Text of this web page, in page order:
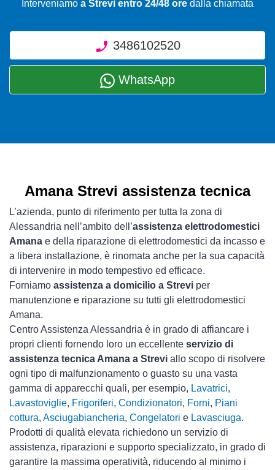
Interveniamo a Strevi entro 24/48 ore dalla chiamata
3486102520
WhatsApp
Amana Strevi assistenza tecnica
L’azienda, punto di riferimento per tutta la zona di
Alessandria nell’ambito dell’assistenza elettrodomestici
Amana e della riparazione di elettrodomestici da incasso e
a libera installazione, è rinomata anche per la sua capacità
di intervenire in modo tempestivo ed efficace.
Forniamo assistenza a domicilio a Strevi per
manutenzione e riparazione su tutti gli elettrodomestici
Amana.
Centro Assistenza Alessandria è in grado di affiancare i
propri clienti fornendo loro un eccellente servizio di
assistenza tecnica Amana a Strevi allo scopo di risolvere
ogni tipo di malfunzionamento o guasto su una vasta
gamma di apparecchi quali, per esempio, Lavatrici,
Lavastoviglie, Frigoriferi, Condizionatori, Forni, Piani
cottura, Asciugabiancheria, Congelatori e Lavasciuga.
Prodotti di qualità elevata richiedono un servizio di
assistenza, riparazioni e supporto specializzato, in grado di
garantire la massima operatività, riducendo al minimo i